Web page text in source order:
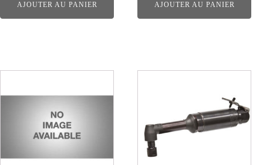
AJOUTER AU PANIER AJOUTER AU PANIER